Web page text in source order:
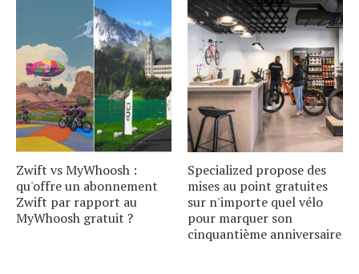
Zwift vs MyWhoosh :
qu'offre un abonnement
Zwift par rapport au
MyWhoosh gratuit ?
Specialized propose des
mises au point gratuites
sur n'importe quel vélo
pour marquer son
cinquantième anniversaire